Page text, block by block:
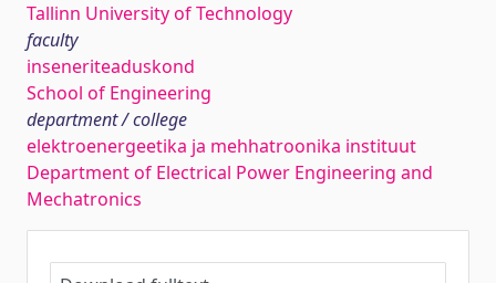
Tallinn University of Technology
faculty
inseneriteaduskond
School of Engineering
department / college
elektroenergeetika ja mehhatroonika instituut
Department of Electrical Power Engineering and
Mechatronics